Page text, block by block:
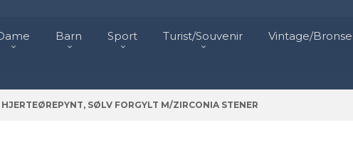
Barn Sport Turist/Souvenir Vintage/Bronse
SØLV FORGYLT M/ZIRCONIA STENER